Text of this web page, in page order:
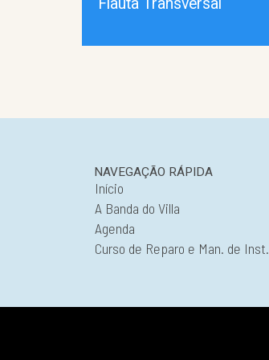
NAVEGAÇÃO RÁPIDA
Início
A Banda do Villa
Agenda
Curso de Reparo e Man. de Inst.